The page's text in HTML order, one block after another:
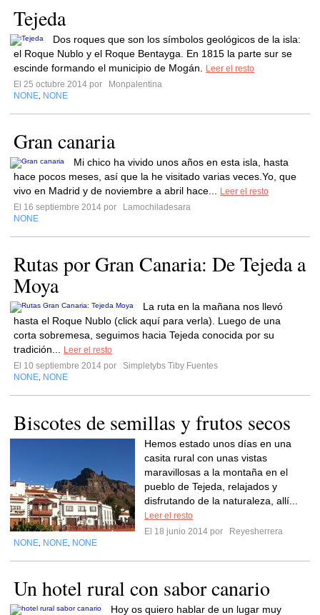
Tejeda
Dos roques que son los símbolos geológicos de la isla:
el Roque Nublo y el Roque Bentayga. En 1815 la parte sur se
escinde formando el municipio de Mogán.
Leer el resto
El 25 octubre 2014 por
Monpalentina
NONE NONE
Gran canaria
Mi chico ha vivido unos años en esta isla, hasta
hace pocos meses, así que la he visitado varias veces.Yo, que
vivo en Madrid y de noviembre a abril hace...
Leer el resto
El 16 septiembre 2014 por
Lamochiladesara
NONE
Rutas por Gran Canaria: De Tejeda a
Moya
La ruta en la mañana nos llevó
hasta el Roque Nublo (click aquí para verla). Luego de una
corta sobremesa, seguimos hacia Tejeda conocida por su
tradición...
Leer el resto
El 10 septiembre 2014 por
Simpletybs Tiby Fuentes
NONE NONE
Biscotes de semillas y frutos secos
Hemos estado unos días en una
casita rural con unas vistas
maravillosas a la montaña en el
pueblo de Tejeda, relajados y
disfrutando de la naturaleza, allí...
Leer el resto
El 18 junio 2014 por
Reyesherrera
NONE NONE NONE
Un hotel rural con sabor canario
Hoy os quiero hablar de un lugar muy